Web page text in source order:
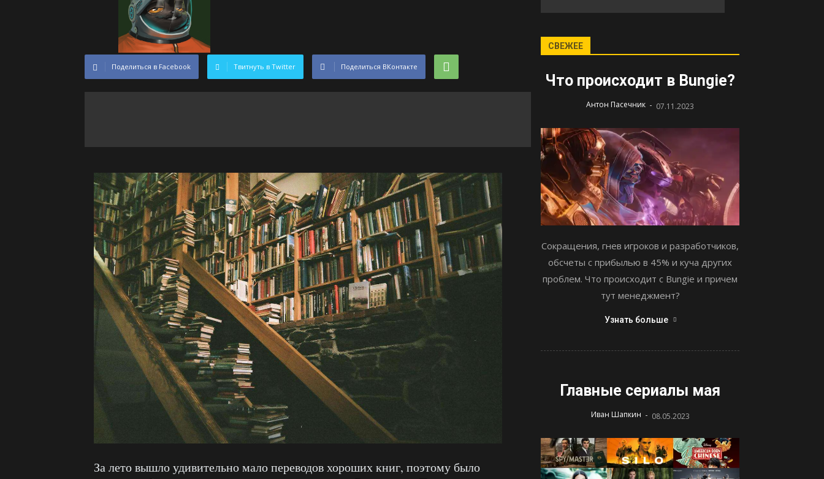
Поделиться в Facebook Твитнуть в Twitter Поделиться ВКонтакте
За лето вышло удивительно мало переводов хороших книг, поэтому было
СВЕЖЕЕ
Что происходит в Bungie?
Антон Пасечник - 07.11.2023
Сокращения, гнев игроков и разработчиков,
обсчеты с прибылью в 45% и куча других
проблем. Что происходит с Bungie и причем
тут менеджмент?
Узнать больше
Главные сериалы мая
Иван Шапкин - 08.05.2023